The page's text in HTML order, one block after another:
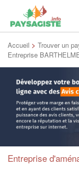
Accueil > Trouver un
Entreprise
Entreprise